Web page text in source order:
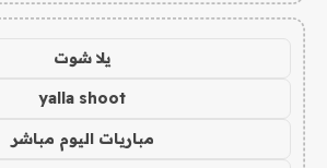
يلا شوت
yalla shoot
مباريات اليوم مباشر